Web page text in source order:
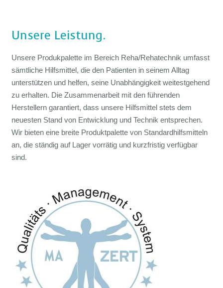
Unsere Leistung.
Unsere Produkpalette im Bereich Reha/Rehatechnik umfasst
sämtliche Hilfsmittel, die den Patienten in seinem Alltag
unterstützen und helfen, seine Unabhängigkeit weitestgehend
zu erhalten. Die Zusammenarbeit mit den führenden
Herstellern garantiert, dass unsere Hilfsmittel stets dem
neuesten Stand von Entwicklung und Technik entsprechen.
Wir bieten eine breite Produktpalette von Standardhilfsmitteln
an, die ständig auf Lager vorrätig und kurzfristig verfügbar
sind.